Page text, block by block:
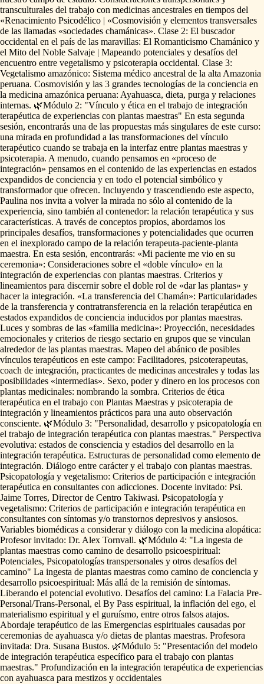
transculturales del trabajo con medicinas ancestrales en tiempos del
«Renacimiento Psicodélico | «Cosmovisión y elementos transversales
de las llamadas «sociedades chamánicas». Clase 2: El buscador
occidental en el país de las maravillas: El Romanticismo Chamánico y
el Mito del Noble Salvaje | Mapeando potenciales y desafíos del
encuentro entre vegetalismo y psicoterapia occidental. Clase 3:
Vegetalismo amazónico: Sistema médico ancestral de la alta Amazonia
peruana. Cosmovisión y las 3 grandes tecnologías de la conciencia en
la medicina amazónica peruana: Ayahuasca, dieta, purga y relaciones
internas. 🌿Módulo 2: "Vínculo y ética en el trabajo de integración
terapéutica de experiencias con plantas maestras" En esta segunda
sesión, encontrarás una de las propuestas más singulares de este curso:
una mirada en profundidad a las transformaciones del vínculo
terapéutico cuando se trabaja en la interfaz entre plantas maestras y
psicoterapia. A menudo, cuando pensamos en «proceso de
integración» pensamos en el contenido de las experiencias en estados
expandidos de conciencia y en todo el potencial simbólico y
transformador que ofrecen. Incluyendo y trascendiendo este aspecto,
Paulina nos invita a volver la mirada no sólo al contenido de la
experiencia, sino también al contenedor: la relación terapéutica y sus
características. A través de conceptos propios, abordamos los
principales desafíos, transformaciones y potencialidades que ocurren
en el inexplorado campo de la relación terapeuta-paciente-planta
maestra. En esta sesión, encontrarás: «Mi paciente me vio en su
ceremonia»: Consideraciones sobre el «doble vínculo» en la
integración de experiencias con plantas maestras. Criterios y
lineamientos para discernir sobre el doble rol de «dar las plantas» y
hacer la integración. «La transferencia del Chamán»: Particularidades
de la transferencia y contratransferencia en la relación terapéutica en
estados expandidos de conciencia inducidos por plantas maestras.
Luces y sombras de las «familia medicina»: Proyección, necesidades
emocionales y criterios de riesgo sectario en grupos que se vinculan
alrededor de las plantas maestras. Mapeo del abánico de posibles
vínculos terapéuticos en este campo: Facilitadores, psicoterapeutas,
coach de integración, practicantes de medicinas ancestrales y todas las
posibilidades «intermedias». Sexo, poder y dinero en los procesos con
plantas medicinales: nombrando la sombra. Criterios de ética
terapéutica en el trabajo con Plantas Maestras y psicoterapia de
integración y lineamientos prácticos para una auto observación
consciente. 🌿Módulo 3: "Personalidad, desarrollo y psicopatología en
el trabajo de integración terapéutica con plantas maestras." Perspectiva
evolutiva: estados de consciencia y estadios del desarrollo en la
integración terapéutica. Estructuras de personalidad como elemento de
integración. Diálogo entre carácter y el trabajo con plantas maestras.
Psicopatología y vegetalismo: Criterios de participación e integración
terapéutica en consultantes con adicciones. Docente invitado: Psi.
Jaime Torres, Director de Centro Takiwasi. Psicopatología y
vegetalismo: Criterios de participación e integración terapéutica en
consultantes con síntomas y​/​o transtornos depresivos y ansiosos.
Variables biomédicas a considerar y diálogo con la medicina alopática:
Profesor invitado: Dr. Alex Tornvall. 🌿Módulo 4: "La ingesta de
plantas maestras como camino de desarrollo psicoespiritual:
Potenciales, Psicopatologías transpersonales y otros desafíos del
camino" La ingesta de plantas maestras como camino de conciencia y
desarrollo psicoespiritual: Más allá de la remisión de síntomas.
Liberando el potencial evolutivo. Desafíos del camino: La Falacia Pre-
Personal​/​Trans-Personal, el By Pass espiritual, la inflación del ego, el
materialismo espiritual y el guruísmo, entre otros falsos atajos.
Abordaje terapéutico de las Emergencias espirituales causadas por
ceremonias de ayahuasca y​/​o dietas de plantas maestras. Profesora
invitada: Dra. Susana Bustos. 🌿Módulo 5: "Presentación del modelo
de integración terapéutica específico para el trabajo con plantas
maestras." Profundización en la integración terapéutica de experiencias
con ayahuasca para mestizos y occidentales